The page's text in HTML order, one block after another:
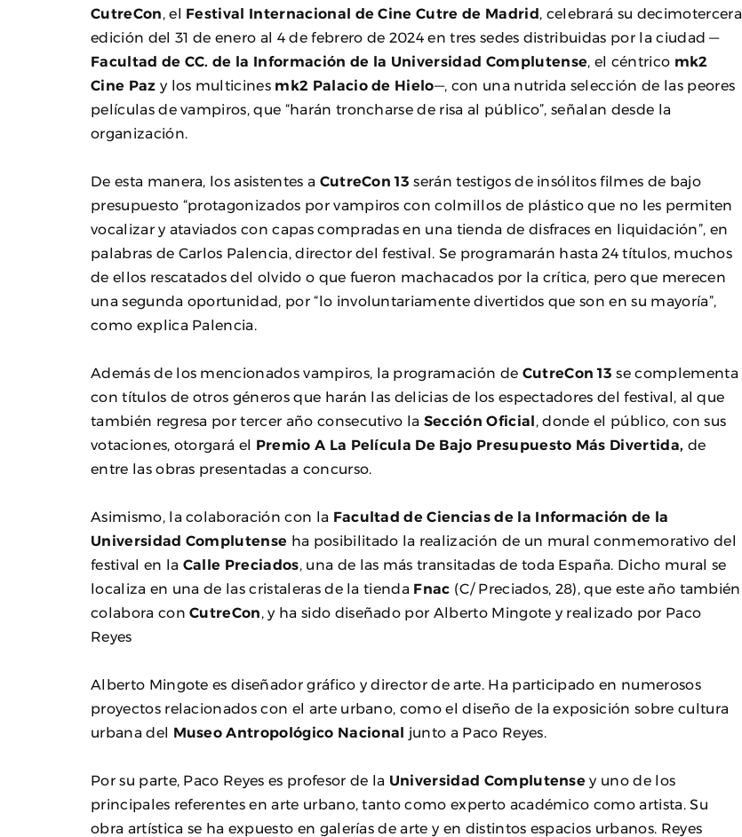
CutreCon , el Festival Internacional de Cine Cutre de Madrid
, celebrará su decimotercera
edición del 31 de enero al 4 de febrero de 2024 en tres sedes distribuidas por la ciudad —
Facultad de CC. de la Información de la Universidad Complutense , el céntrico mk2
Cine Paz y los multicines mk2 Palacio de Hielo—, con una nutrida selección de las peores
películas de vampiros, que “harán troncharse de risa al público”, señalan desde la
organización.
De esta manera, los asistentes a CutreCon 13 serán testigos de insólitos filmes de bajo
presupuesto “protagonizados por vampiros con colmillos de plástico que no les permiten
vocalizar y ataviados con capas compradas en una tienda de disfraces en liquidación”, en
palabras de Carlos Palencia, director del festival. Se programarán hasta 24 títulos, muchos
de ellos rescatados del olvido o que fueron machacados por la crítica, pero que merecen
una segunda oportunidad, por “lo involuntariamente divertidos que son en su mayoría”,
como explica Palencia.
Además de los mencionados vampiros, la programación de CutreCon 13 se complementa
con títulos de otros géneros que harán las delicias de los espectadores del festival, al que
también regresa por tercer año consecutivo la Sección Oficial
, donde el público, con sus
votaciones, otorgará el Premio A La Película De Bajo Presupuesto Más Divertida, de
entre las obras presentadas a concurso.
Asimismo, la colaboración con la Facultad de Ciencias de la Información de la
Universidad Complutense ha posibilitado la realización de un mural conmemorativo del
festival en la Calle Preciados , una de las más transitadas de toda España. Dicho mural se
localiza en una de las cristaleras de la tienda Fnac (C/ Preciados, 28), que este año también
colabora conCutreCon , y ha sido diseñado por Alberto Mingote y realizado por Paco
Reyes
Alberto Mingote es diseñador gráfico y director de arte. Ha participado en numerosos
proyectos relacionados con el arte urbano, como el diseño de la exposición sobre cultura
urbana del Museo Antropológico Nacional junto a Paco Reyes.
Por su parte, Paco Reyes es profesor de la Universidad Complutense y uno de los
principales referentes en arte urbano, tanto como experto académico como artista. Su
obra artística se ha expuesto en galerías de arte y en distintos espacios urbanos. Reyes